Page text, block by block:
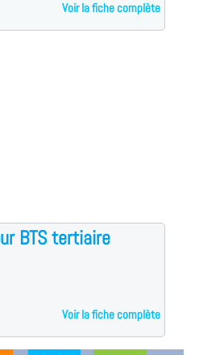
Voir la fiche complète
BTS tertiaire
Voir la fiche complète